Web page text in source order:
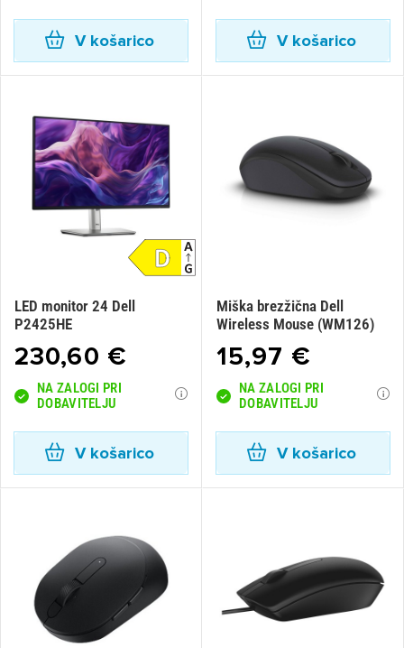
V košarico V košarico
LED monitor 24 Dell
P2425HE
230,60 €
NA ZALOGI PRI
DOBAVITELJU
V košarico
Miška brezžična Dell
Wireless Mouse (WM126)
15,97 €
NA ZALOGI PRI
DOBAVITELJU
V košarico